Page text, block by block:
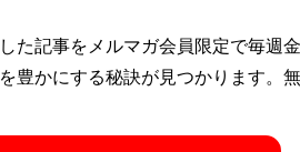
た記事をメルマガ会員限定で毎週金
豊かにする秘訣が見つかります。無